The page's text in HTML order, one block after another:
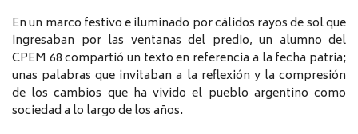
En un marco festivo e iluminado por cálidos rayos de sol que
ingresaban por las ventanas del predio, un alumno del
CPEM 68 compartió un texto en referencia a la fecha patria;
unas palabras que invitaban a la reflexión y la compresión
de los cambios que ha vivido el pueblo argentino como
sociedad a lo largo de los años.